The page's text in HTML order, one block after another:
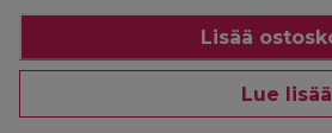
Lisää
Lue lisää